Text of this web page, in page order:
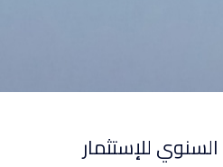
للإستثمار